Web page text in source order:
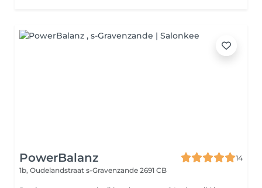
PowerBalanz
14
1b, Oudelandstraat s-Gravenzande 2691 CB